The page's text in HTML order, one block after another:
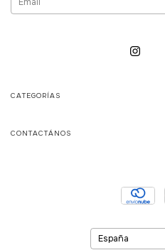
CATEGORÍAS
CONTACTÁNOS